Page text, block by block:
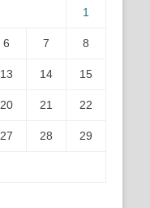
1
6 7 8
13 14 15
20 21 22
27 28 29